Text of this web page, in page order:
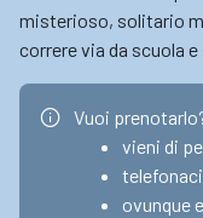
misterioso, solitario
correre via da scuola
Vuoi
vieni di
ovunque